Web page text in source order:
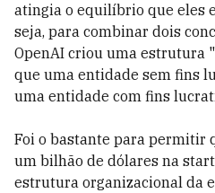
atingia o equilíbrio que eles
seja, para combinar dois
OpenAI criou uma
que uma entidade sem fins
uma entidade com fins
Foi o bastante para permitir
um bilhão de dólares na
estrutura organizacional da